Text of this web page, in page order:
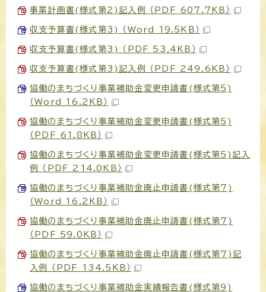
事業計画書(様式第2)記入例 （PDF 607.7KB）
収支予算書(様式第3) （Word 19.5KB）
収支予算書(様式第3) （PDF 53.4KB）
収支予算書(様式第3)記入例 （PDF 249.6KB）
協働のまちづくり事業補助金変更申請書(様式第5)
（Word 16.2KB）
協働のまちづくり事業補助金変更申請書(様式第5)
（PDF 61.8KB）
協働のまちづくり事業補助金変更申請書(様式第5)記入
例 （PDF 214.0KB）
協働のまちづくり事業補助金廃止申請書(様式第7)
（Word 16.2KB）
協働のまちづくり事業補助金廃止申請書(様式第7)
（PDF 59.0KB）
協働のまちづくり事業補助金廃止申請書(様式第7)記
入例 （PDF 134.5KB）
協働のまちづくり事業補助金実績報告書(様式第9)